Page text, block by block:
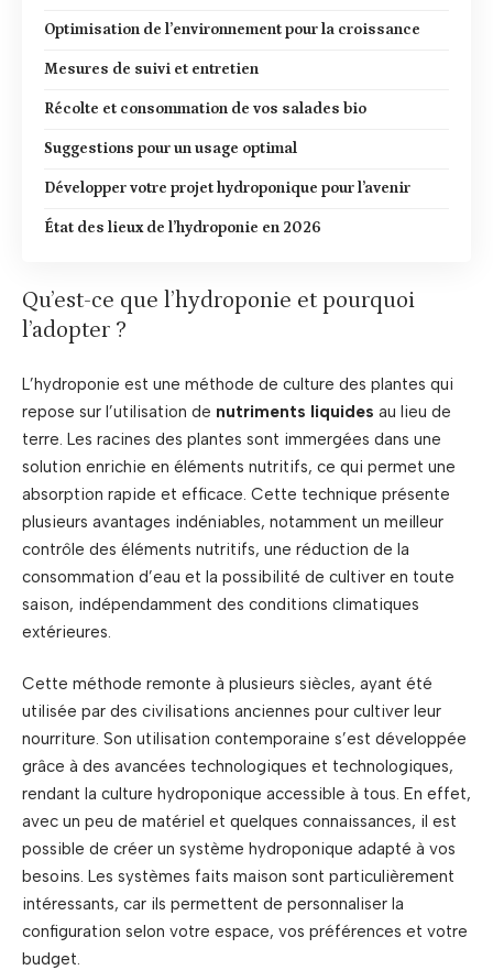
Optimisation de l’environnement pour la croissance
Mesures de suivi et entretien
Récolte et consommation de vos salades bio
Suggestions pour un usage optimal
Développer votre projet hydroponique pour l’avenir
État des lieux de l’hydroponie en 2026
Qu’est-ce que l’hydroponie et pourquoi
l’adopter ?
L’hydroponie est une méthode de culture des plantes qui
repose sur l’utilisation de nutriments liquides au lieu de
terre. Les racines des plantes sont immergées dans une
solution enrichie en éléments nutritifs, ce qui permet une
absorption rapide et efficace. Cette technique présente
plusieurs avantages indéniables, notamment un meilleur
contrôle des éléments nutritifs, une réduction de la
consommation d’eau et la possibilité de cultiver en toute
saison, indépendamment des conditions climatiques
extérieures.
Cette méthode remonte à plusieurs siècles, ayant été
utilisée par des civilisations anciennes pour cultiver leur
nourriture. Son utilisation contemporaine s’est développée
grâce à des avancées technologiques et technologiques,
rendant la culture hydroponique accessible à tous. En effet,
avec un peu de matériel et quelques connaissances, il est
possible de créer un système hydroponique adapté à vos
besoins. Les systèmes faits maison sont particulièrement
intéressants, car ils permettent de personnaliser la
configuration selon votre espace, vos préférences et votre
budget.